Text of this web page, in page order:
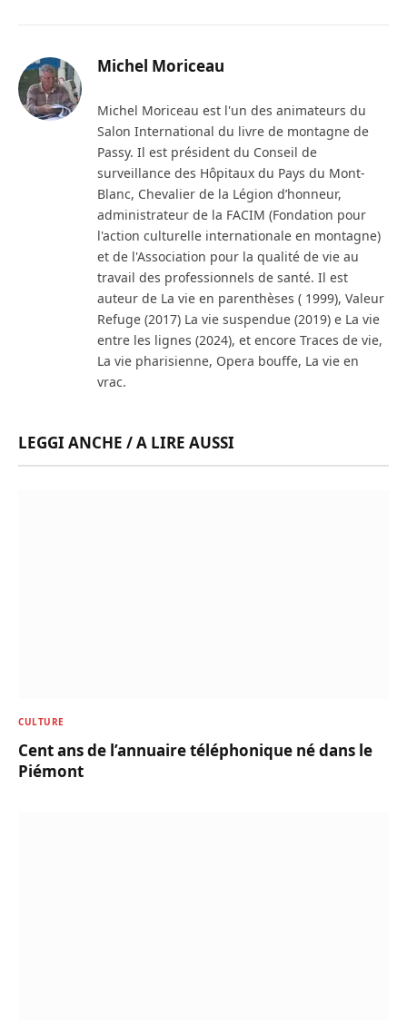
Michel Moriceau
Michel Moriceau est l'un des animateurs du
Salon International du livre de montagne de
Passy. Il est président du Conseil de
surveillance des Hôpitaux du Pays du Mont-
Blanc, Chevalier de la Légion d’honneur,
administrateur de la FACIM (Fondation pour
l'action culturelle internationale en montagne)
et de l'Association pour la qualité de vie au
travail des professionnels de santé. Il est
auteur de La vie en parenthèses ( 1999), Valeur
Refuge (2017) La vie suspendue (2019) e La vie
entre les lignes (2024), et encore Traces de vie,
La vie pharisienne, Opera bouffe, La vie en
vrac.
LEGGI ANCHE / A LIRE AUSSI
CULTURE
Cent ans de l’annuaire téléphonique né dans le
Piémont